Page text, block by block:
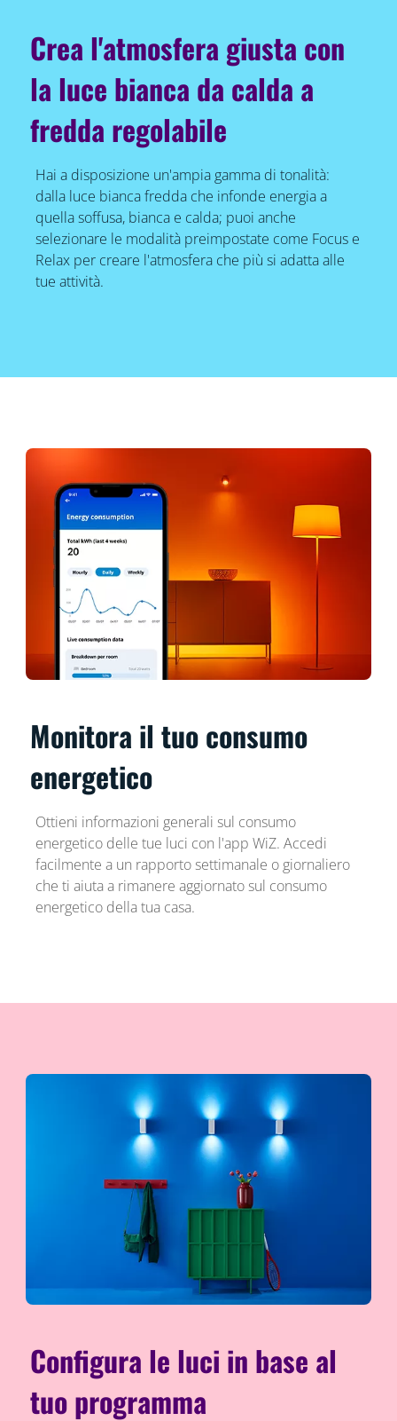
Crea l'atmosfera giusta con
la luce bianca da calda a
fredda regolabile
Hai a disposizione un'ampia gamma di tonalità:
dalla luce bianca fredda che infonde energia a
quella soffusa, bianca e calda; puoi anche
selezionare le modalità preimpostate come Focus e
Relax per creare l'atmosfera che più si adatta alle
tue attività.
Monitora il tuo consumo
energetico
Ottieni informazioni generali sul consumo
energetico delle tue luci con l'app WiZ. Accedi
facilmente a un rapporto settimanale o giornaliero
che ti aiuta a rimanere aggiornato sul consumo
energetico della tua casa.
Configura le luci in base al
tuo programma